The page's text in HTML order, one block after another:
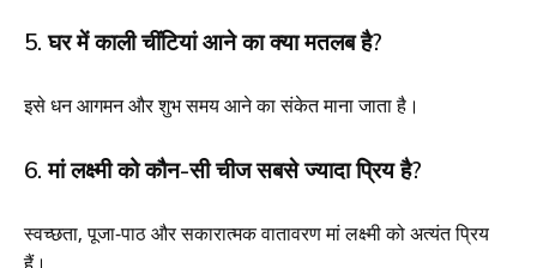
5. घर में काली चींटियां आने का क्या मतलब है?
इसे धन आगमन और शुभ समय आने का संकेत माना जाता है।
6. मां लक्ष्मी को कौन-सी चीज सबसे ज्यादा प्रिय है?
स्वच्छता, पूजा-पाठ और सकारात्मक वातावरण मां लक्ष्मी को अत्यंत प्रिय